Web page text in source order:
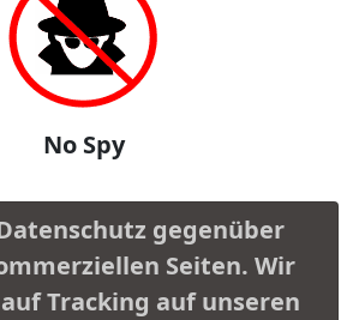
No Spy
gegenüber
Seiten. Wir
Tracking auf unseren